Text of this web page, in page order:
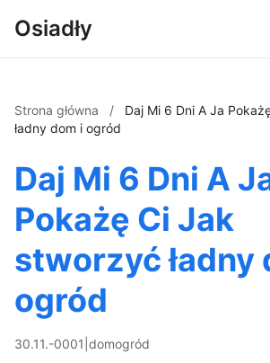
Osiadły
Strona główna /
Daj Mi 6 Dni A Ja
ładny dom i ogród
Daj Mi 6 Dni A
Pokażę Ci Jak
stworzyć ładny
ogród
30.11.-0001 domogród